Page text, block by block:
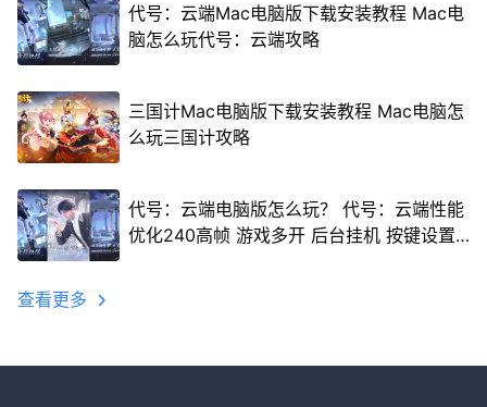
代号：云端Mac电脑版下载安装教程 Mac电
脑怎么玩代号：云端攻略
三国计Mac电脑版下载安装教程 Mac电脑怎
么玩三国计攻略
代号：云端电脑版怎么玩？ 代号：云端性能
优化240高帧 游戏多开 后台挂机 按键设置
查看更多